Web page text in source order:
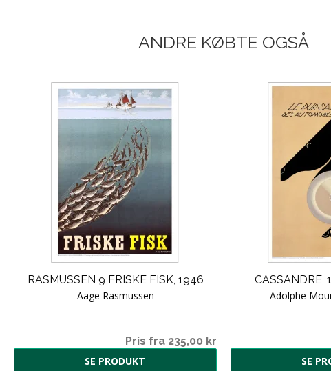
ANDRE KØBTE OGSÅ
RASMUSSEN 9 FRISKE FISK, 1946
Aage Rasmussen
Pris fra 235,00 kr
SE PRODUKT
CASSANDRE,
Adolphe
SE